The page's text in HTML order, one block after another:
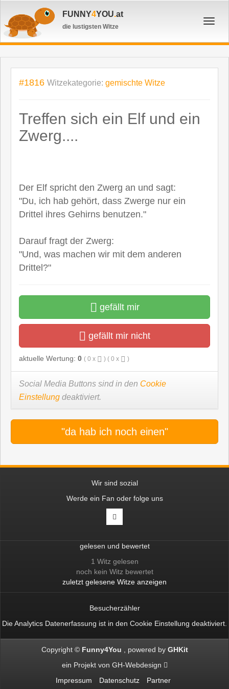
FUNNY4YOU.at
die lustigsten Witze
#1816 Witzekategorie: gemischte Witze
Treffen sich ein Elf und ein
Zwerg....
Der Elf spricht den Zwerg an und sagt:
"Du, ich hab gehört, dass Zwerge nur ein
Drittel ihres Gehirns benutzen."
Darauf fragt der Zwerg:
"Und, was machen wir mit dem anderen
Drittel?"
gefällt mir
gefällt mir nicht
aktuelle Wertung: 0 ( 0 x ) ( 0 x )
Social Media Buttons sind in den Cookie
Einstellung deaktiviert.
"da hab ich noch einen"
Wir sind sozial
Werde ein Fan oder folge uns
gelesen und bewertet
1 Witz gelesen
noch kein Witz bewertet
zuletzt gelesene Witze anzeigen
Besucherzähler
Die Analytics Datenerfassung ist in den Cookie Einstellung deaktiviert.
Copyright © Funny4You powered by GHKit
ein Projekt von GH-Webdesign
Impressum
Datenschutz Partner